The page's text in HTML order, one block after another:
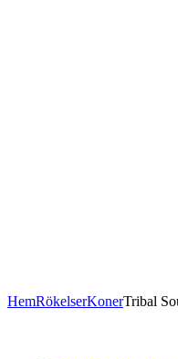
HemRökelserKonerTribal